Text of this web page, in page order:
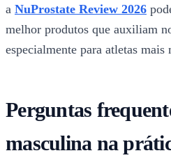
a NuProstate Review 2026
melhor produtos que auxiliam
especialmente para atletas mais
Perguntas
masculina na